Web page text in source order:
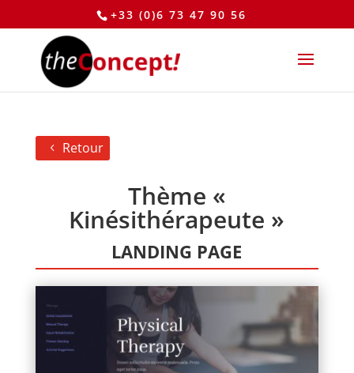
+33 (0)6 73 47 90 56
Retour
Thème «
Kinésithérapeute »
LANDING PAGE